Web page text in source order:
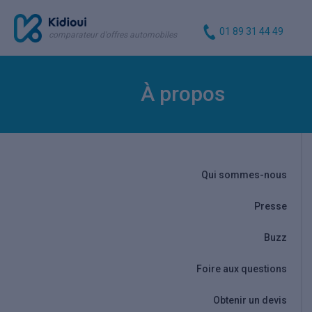
comparateur d'offres automobiles 01 89 31 44 49
À propos
Qui sommes-nous
Presse
Buzz
Foire aux questions
Obtenir un devis